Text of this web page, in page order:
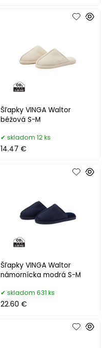
Šľapky VINGA Waltor
béžová S-M
skladom 12 ks
14.47 €
Šľapky VINGA Waltor
námornícka modrá S-M
skladom 631 ks
22.60 €